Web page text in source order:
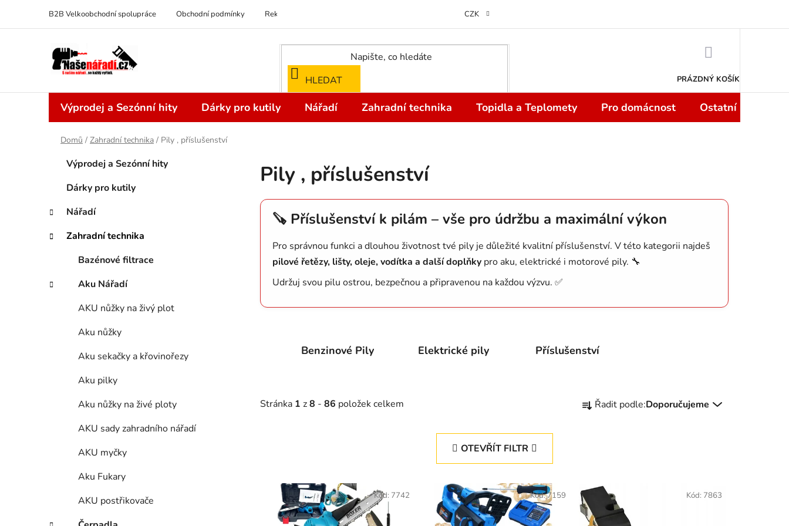
obsah
B2B Velkoobchodní spolupráce Obchodní podmínky Reklamace Odstoupení od kupní smlouvy do 14 dní
CZK
HLEDAT PRÁZDNÝ KOŠÍK
Výprodej a Sezónní hity Dárky pro kutily Nářadí Zahradní technika Topidla a Teplomety Pro domácnost Ostatní
Domů / Zahradní technika / Pily , příslušenství
t
r
a
í
Přeskočit
kategorie
g
r
Výprodej a Sezónní hity
Dárky pro kutily
Nářadí
Zahradní technika
Bazénové filtrace
Aku Nářadí
AKU nůžky na živý plot
Aku nůžky
Aku sekačky a křovinořezy
Aku pilky
Aku nůžky na živé ploty
AKU sady zahradního nářadí
AKU myčky
Aku Fukary
AKU postřikovače
Pily , příslušenství
🪚 Příslušenství k pilám – vše pro údržbu a maximální výkon
Pro správnou funkci a dlouhou životnost tvé pily je důležité kvalitní příslušenství. V této kategorii najdeš
pilové řetězy, lišty, oleje, vodítka a další doplňky pro aku, elektrické i motorové pily. 🔧
Udržuj svou pilu ostrou, bezpečnou a připravenou na každou výzvu. ✅
Benzinové Pily Elektrické pily Příslušenství
Stránka 1 z8 - 86 položek celkem
a
p
r
o
Řadit podle:Doporučujeme
OTEVŘÍT FILTR
Kód: 7742 Kód:7159 Kód: 7863